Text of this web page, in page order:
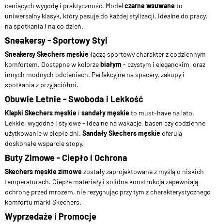
ceniących wygodę i praktyczność. Modelczarne wsuwaneto
uniwersalny klasyk, który pasuje do każdej stylizacji. Idealne do pracy,
na spotkania i na co dzień.
Sneakersy - Sportowy Styl
Sneakersy Skechers męskiełączą sportowy charakter z codziennym
komfortem. Dostępne w kolorzebiałym - czystym i eleganckim, oraz
innych modnych odcieniach. Perfekcyjne na spacery, zakupy i
spotkania z przyjaciółmi.
Obuwie Letnie - Swoboda i Lekkość
Klapki Skechers męskie i sandały męskieto must-have na lato.
Lekkie, wygodne i stylowe - idealne na wakacje, basen czy codzienne
użytkowanie w ciepłe dni. Sandały Skechers męskieoferują
doskonałe wsparcie stopy.
Buty Zimowe - Ciepło i Ochrona
Skechers męskie zimowezostały zaprojektowane z myślą o niskich
temperaturach. Ciepłe materiały i solidna konstrukcja zapewniają
ochronę przed mrozem, nie rezygnując przy tym z charakterystycznego
komfortu marki Skechers.
Wyprzedaże i Promocje